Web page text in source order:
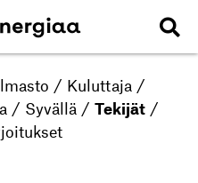
/ Kuluttaja /
/ Syvällä / Tekijät /